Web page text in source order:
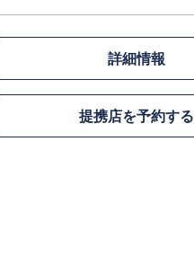
詳細情報
提携店を予約する